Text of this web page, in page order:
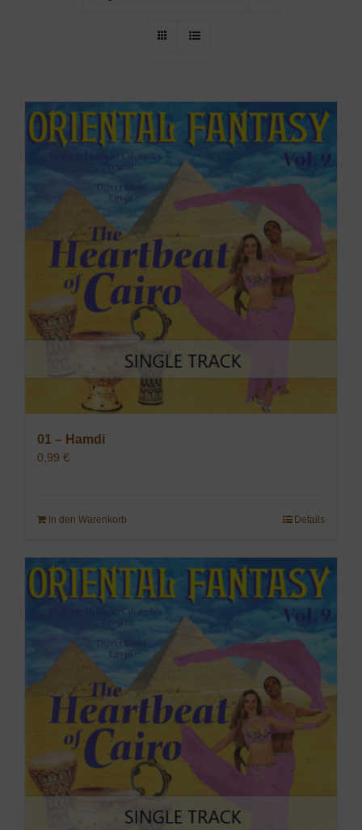
01 – Hamdi
0,99 €
In den Warenkorb Details